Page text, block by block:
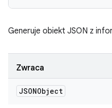
Generuje obiekt JSON z
Zwraca
JSONObject